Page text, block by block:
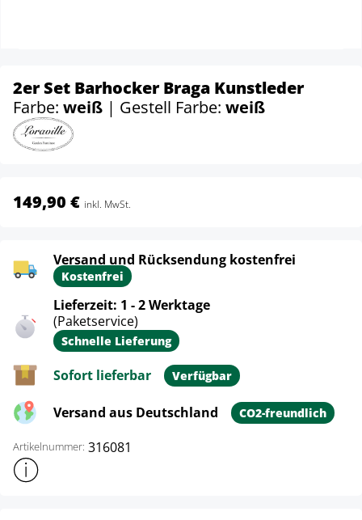
2er Set Barhocker Braga Kunstleder
Farbe: weiß | Gestell Farbe: weiß
149,90 € inkl. MwSt.
Versand und Rücksendung kostenfrei
Kostenfrei
Lieferzeit: 1 - 2 Werktage
(Paketservice)
Schnelle Lieferung
Sofort lieferbar Verfügbar
Versand aus Deutschland CO2-freundlich
Artikelnummer: 316081
Weitere Produktinformationen anzeigen